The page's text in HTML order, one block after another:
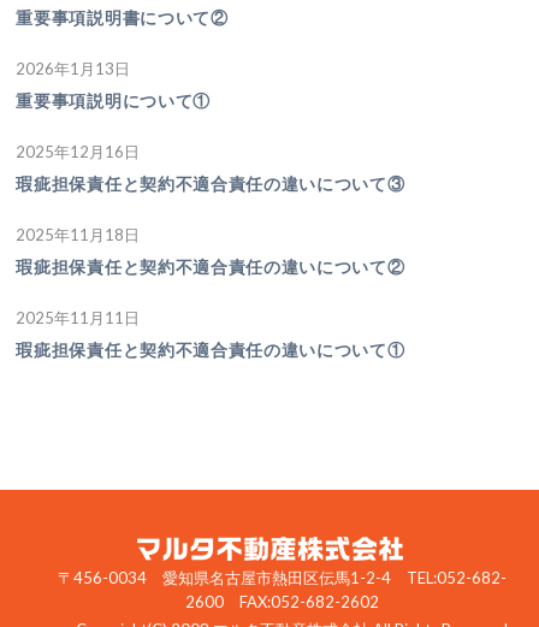
重要事項説明書について②
2026年1月13日
重要事項説明について①
2025年12月16日
瑕疵担保責任と契約不適合責任の違いについて③
2025年11月18日
瑕疵担保責任と契約不適合責任の違いについて②
2025年11月11日
瑕疵担保責任と契約不適合責任の違いについて①
〒456-0034 愛知県名古屋市熱田区伝馬1-2-4 TEL:052-682-
2600 FAX:052-682-2602